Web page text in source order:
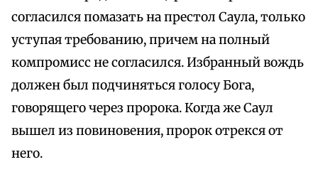
согласился помазать на престол Саула, только
уступая требованию, причем на полный
компромисс не согласился. Избранный вождь
должен был подчиняться голосу Бога,
говорящего через пророка. Когда же Саул
вышел из повиновения, пророк отрекся от
него.